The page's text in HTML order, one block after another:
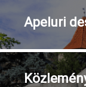
Apeluri